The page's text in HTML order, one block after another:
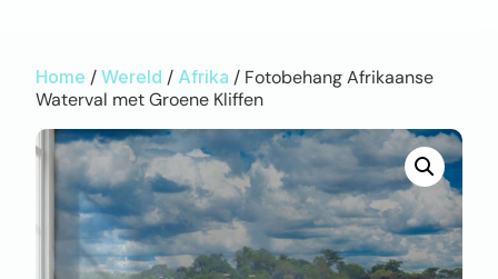
Home / Wereld / Afrika / Fotobehang Afrikaanse
Waterval met Groene Kliffen